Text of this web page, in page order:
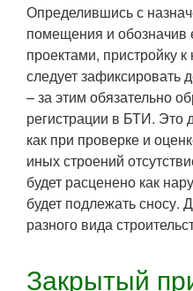
Определившись с
помещения и обозначив
проектами, пристройку
следует
– за этим обязательно
регистрации в БТИ. Это
как при проверке и
иных строений
будет расценено как
будет подлежать сносу.
разного вида
Закрытый